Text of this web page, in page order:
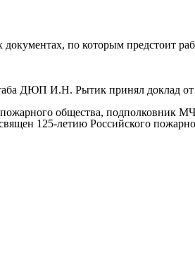
по которым предстоит
ДЮП И.Н. Рытик принял доклад
пожарного общества, подполковник
125-летию Российского